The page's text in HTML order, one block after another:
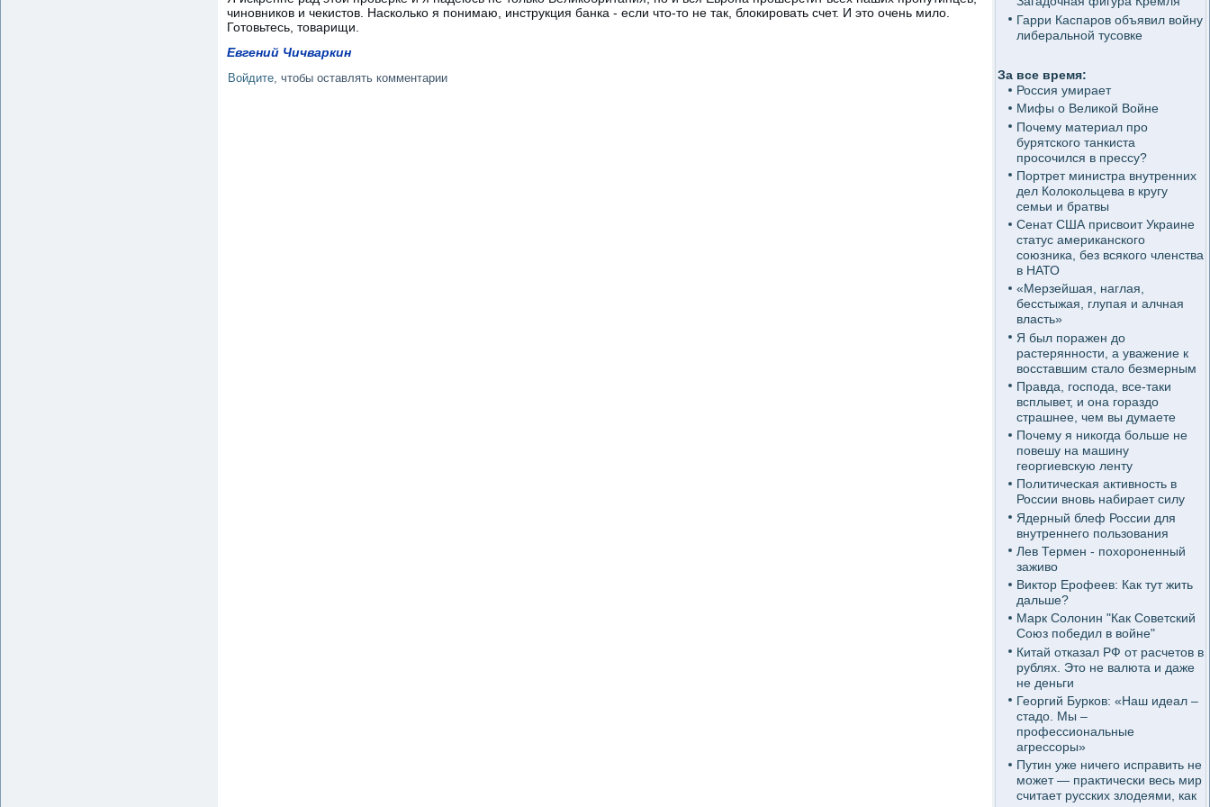
чиновников и чекистов. Насколько я понимаю, инструкция банка - если что-то не так, блокировать счет. И это очень мило.
Готовьтесь, товарищи.
Евгений Чичваркин
Войдите , чтобы оставлять комментарии
Гарри Каспаров объявил войну
либеральной тусовке
За все время:
Россия умирает
Мифы о Великой Войне
Почему материал про
бурятского танкиста
просочился в прессу?
Портрет министра внутренних
дел Колокольцева в кругу
семьи и братвы
Сенат США присвоит Украине
статус американского
союзника, без всякого членства
в НАТО
«Мерзейшая, наглая,
бесстыжая, глупая и алчная
власть»
Я был поражен до
растерянности, а уважение к
восставшим стало безмерным
Правда, господа, все-таки
всплывет, и она гораздо
страшнее, чем вы думаете
Почему я никогда больше не
повешу на машину
георгиевскую ленту
Политическая активность в
России вновь набирает силу
Ядерный блеф России для
внутреннего пользования
Лев Термен - похороненный
заживо
Виктор Ерофеев: Как тут жить
дальше?
Марк Солонин "Как Советский
Союз победил в войне"
Китай отказал РФ от расчетов в
рублях. Это не валюта и даже
не деньги
Георгий Бурков: «Наш идеал –
стадо. Мы –
профессиональные
агрессоры»
Путин уже ничего исправить не
может — практически весь мир
считает русских злодеями, как